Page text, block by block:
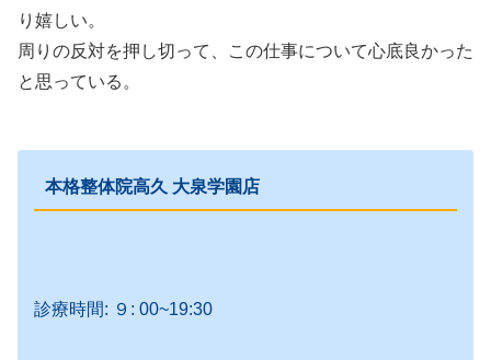
り嬉しい。
周りの反対を押し切って、この仕事について心底良かった
と思っている。
本格整体院高久 大泉学園店
診療時間: ９: 00~19:30